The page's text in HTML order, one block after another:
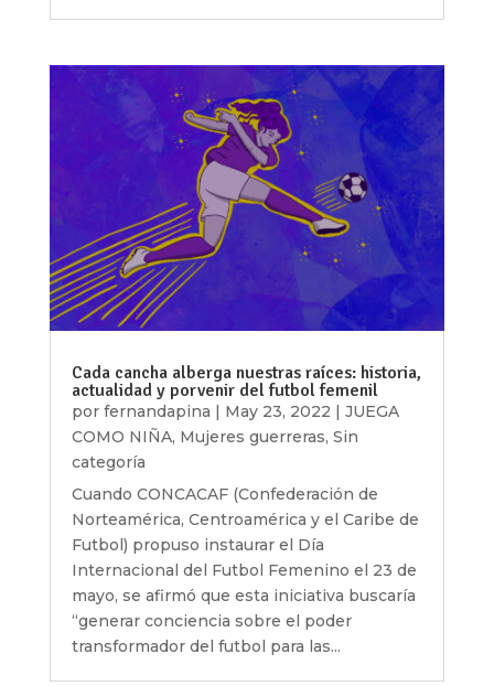
Cada cancha alberga nuestras raíces: historia,
actualidad y porvenir del futbol femenil
por fernandapina | May 23, 2022 | JUEGA
COMO NIÑA, Mujeres guerreras, Sin
categoría
Cuando CONCACAF (Confederación de
Norteamérica, Centroamérica y el Caribe de
Futbol) propuso instaurar el Día
Internacional del Futbol Femenino el 23 de
mayo, se afirmó que esta iniciativa buscaría
“generar conciencia sobre el poder
transformador del futbol para las...